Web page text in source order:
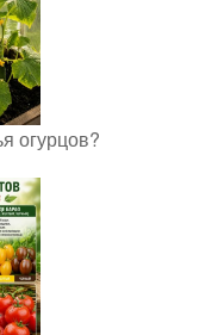
огурцов?